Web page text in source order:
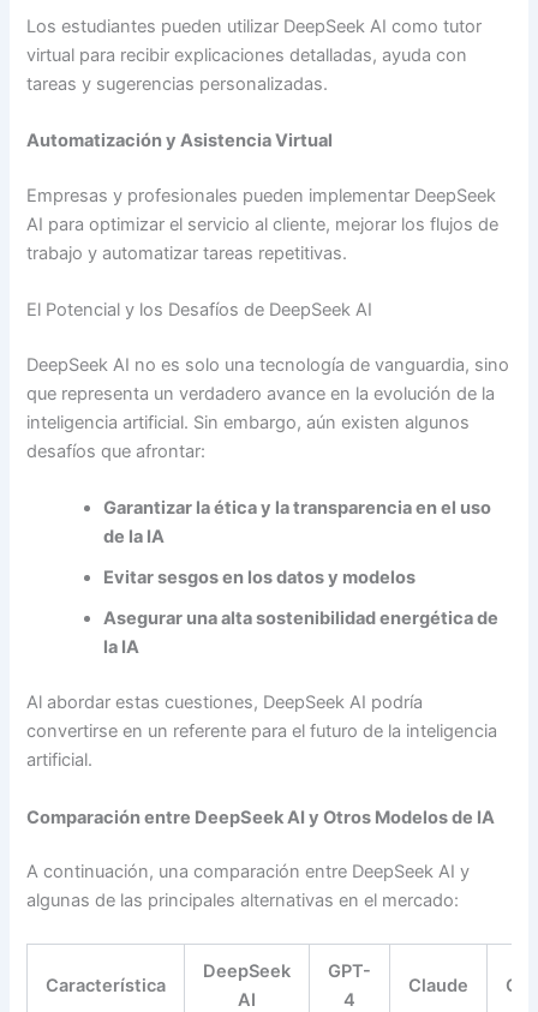
Los estudiantes pueden utilizar DeepSeek AI como tutor
virtual para recibir explicaciones detalladas, ayuda con
tareas y sugerencias personalizadas.
Automatización y Asistencia Virtual
Empresas y profesionales pueden implementar DeepSeek
AI para optimizar el servicio al cliente, mejorar los flujos de
trabajo y automatizar tareas repetitivas.
El Potencial y los Desafíos de DeepSeek AI
DeepSeek AI no es solo una tecnología de vanguardia, sino
que representa un verdadero avance en la evolución de la
inteligencia artificial. Sin embargo, aún existen algunos
desafíos que afrontar:
Garantizar la ética y la transparencia en el uso
de la IA
Evitar sesgos en los datos y modelos
Asegurar una alta sostenibilidad energética de
la IA
Al abordar estas cuestiones, DeepSeek AI podría
convertirse en un referente para el futuro de la inteligencia
artificial.
Comparación entre DeepSeek AI y Otros Modelos de IA
A continuación, una comparación entre DeepSeek AI y
algunas de las principales alternativas en el mercado:
Característica
DeepSeek
AI
GPT-
4
Claude